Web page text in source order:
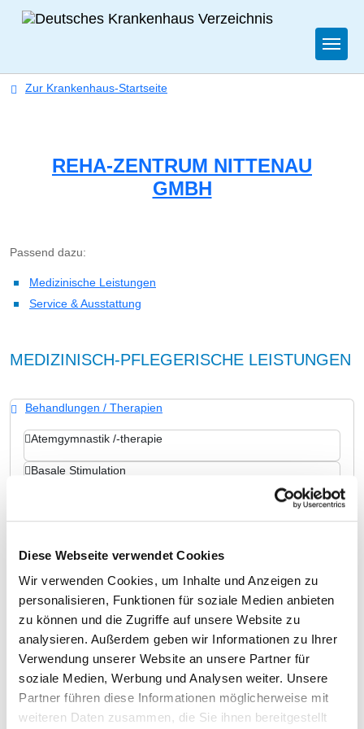
Diese Webseite verwendet Cookies
Wir verwenden Cookies, um Inhalte und Anzeigen zu
personalisieren, Funktionen für soziale Medien anbieten
zu können und die Zugriffe auf unsere Website zu
analysieren. Außerdem geben wir Informationen zu Ihrer
Verwendung unserer Website an unsere Partner für
soziale Medien, Werbung und Analysen weiter. Unsere
Partner führen diese Informationen möglicherweise mit
weiteren Daten zusammen, die Sie ihnen bereitgestellt
Zur Krankenhaus-Startseite
REHA-ZENTRUM NITTENAU
GMBH
Passend dazu:
Medizinische Leistungen
Service & Ausstattung
MEDIZINISCH-PFLEGERISCHE LEISTUNGEN
Behandlungen / Therapien
Atemgymnastik /-therapie
Basale Stimulation
Spezielles Leistungsangebot für Diabetiker und
Diabetikerinnen
Ergotherapie / Arbeitstherapie
Fußreflexzonenmassage